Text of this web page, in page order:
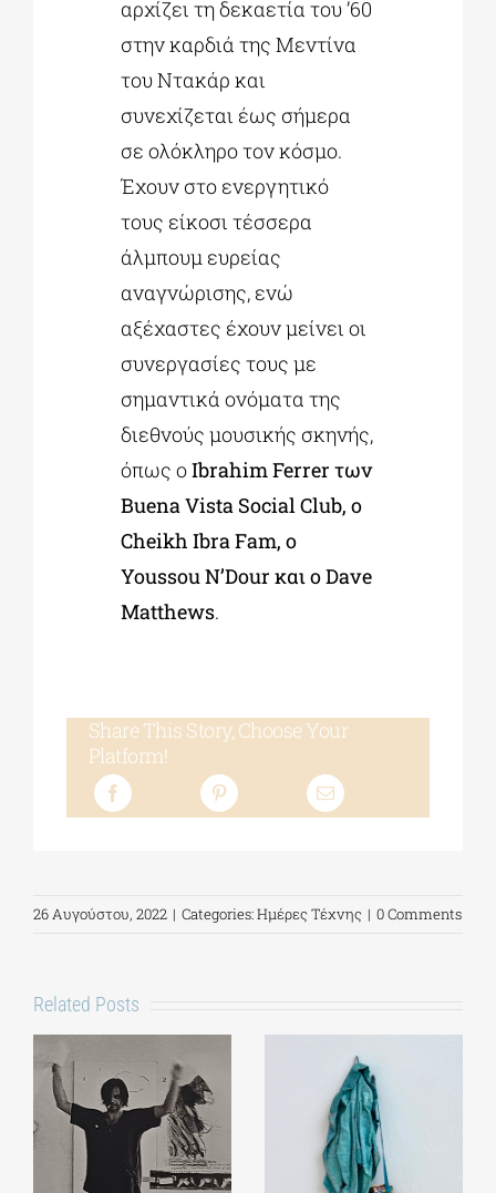
αρχίζει τη δεκαετία του ’60
στην καρδιά της Μεντίνα
του Ντακάρ και
συνεχίζεται έως σήμερα
σε ολόκληρο τον κόσμο.
Έχουν στο ενεργητικό
τους είκοσι τέσσερα
άλμπουμ ευρείας
αναγνώρισης, ενώ
αξέχαστες έχουν μείνει οι
συνεργασίες τους με
σημαντικά ονόματα της
διεθνούς μουσικής σκηνής,
όπως οIbrahim Ferrer των
Buena Vista Social Club, ο
Cheikh Ibra Fam, ο
Youssou N’Dour και ο Dave
Matthews.
Share This Story, Choose Your
Platform!
26 Αυγούστου, 2022 | Categories:Ημέρες Τέχνης | 0 Comments
Related Posts